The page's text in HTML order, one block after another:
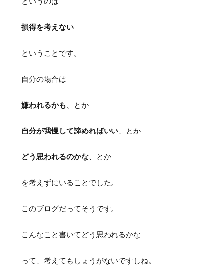
損得を考えない
ということです。
自分の場合は
嫌われるかも 、とか
自分が我慢して諦めればいい 、とか
どう思われるのかな 、とか
を考えずにいることでした。
このブログだってそうです。
こんなこと書いてどう思われるかな
って、考えてもしょうがないですしね。